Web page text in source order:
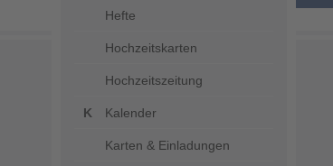
Hefte
Hochzeitskarten
Hochzeitszeitung
Kalender
Karten & Einladungen